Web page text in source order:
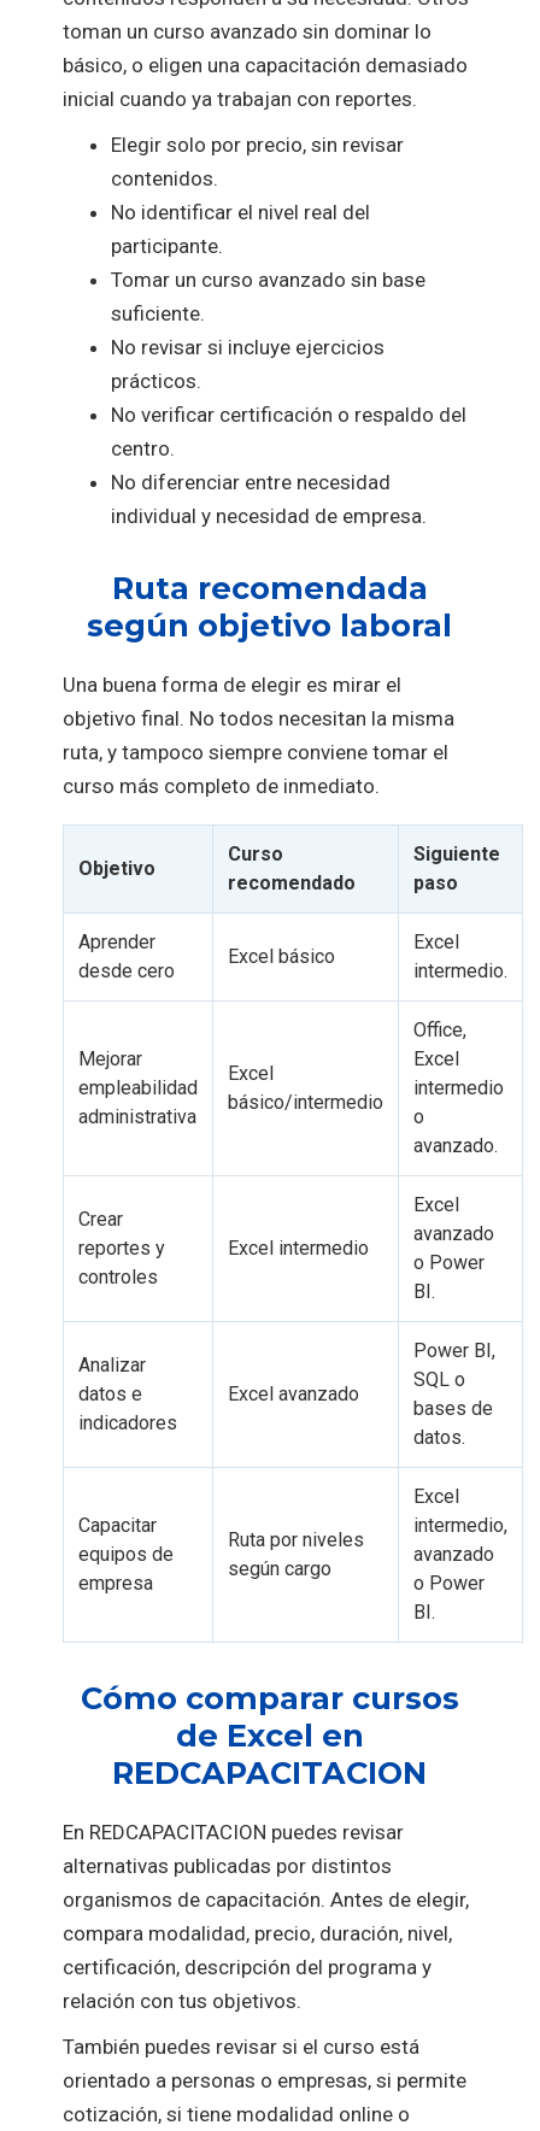
toman un curso avanzado sin dominar lo
básico, o eligen una capacitación demasiado
inicial cuando ya trabajan con reportes.
Elegir solo por precio, sin revisar
contenidos.
No identificar el nivel real del
participante.
Tomar un curso avanzado sin base
suficiente.
No revisar si incluye ejercicios
prácticos.
No verificar certificación o respaldo del
centro.
No diferenciar entre necesidad
individual y necesidad de empresa.
Ruta recomendada
según objetivo laboral
Una buena forma de elegir es mirar el
objetivo final. No todos necesitan la misma
ruta, y tampoco siempre conviene tomar el
curso más completo de inmediato.
Objetivo
Curso
recomendado
Siguiente
paso
Aprender
desde cero
Excel básico
Excel
intermedio.
Mejorar
empleabilidad
administrativa
Excel
básico/intermedio
Office,
Excel
intermedio
o
avanzado.
Crear
reportes y
controles
Excel intermedio
Excel
avanzado
o Power
BI.
Analizar
datos e
indicadores
Excel avanzado
Power BI,
SQL o
bases de
datos.
Capacitar
equipos de
empresa
Ruta por niveles
según cargo
Excel
intermedio,
avanzado
o Power
BI.
Cómo comparar cursos
de Excel en
REDCAPACITACION
En REDCAPACITACION puedes revisar
alternativas publicadas por distintos
organismos de capacitación. Antes de elegir,
compara modalidad, precio, duración, nivel,
certificación, descripción del programa y
relación con tus objetivos.
También puedes revisar si el curso está
orientado a personas o empresas, si permite
cotización, si tiene modalidad online o